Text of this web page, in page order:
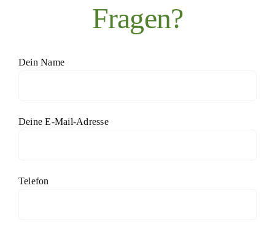
Fragen?
Dein Name
Deine E-Mail-Adresse
Telefon